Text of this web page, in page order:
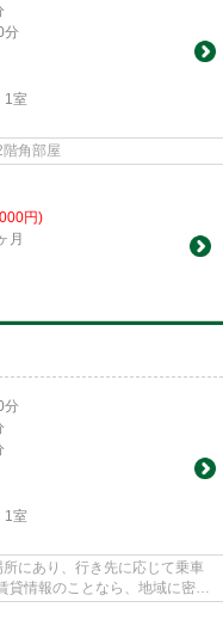
分
1室
角部屋
円)
月
分
1室
にあり、行き先に応じて乗車
情報のことなら、地域に密着